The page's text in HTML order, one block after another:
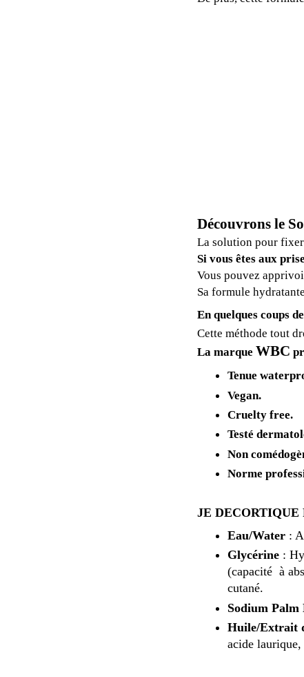
Découvrons le
La solution pour
Si vous êtes aux
Vous pouvez
Sa formule
En quelques coups
Cette méthode tout
La marque WBC
Tenue
Vegan.
Cruelty free.
Testé
Non
Norme
JE DECORTIQUE
Eau/Water :
Glycérine :
(capacité à
cutané.
Sodium Palm
Huile/Extrait
acide